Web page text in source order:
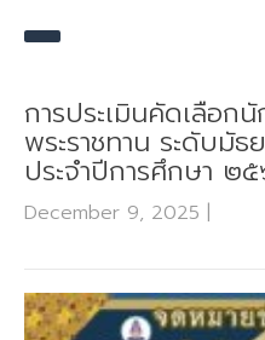
การประเมินคัดเลือก
พระราชทาน ระดับมั
ประจำปีการศึกษา ๒
December 9, 2025 |